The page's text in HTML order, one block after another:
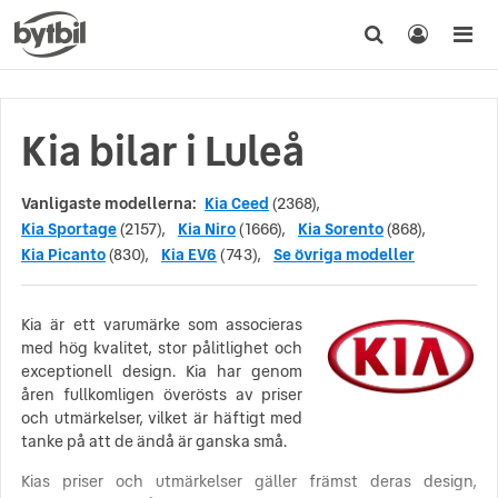
Kia bilar i Luleå
Vanligaste modellerna: Kia Ceed (2368),
Kia Sportage(2157), Kia Niro(1666), Kia Sorento(868),
Kia Picanto(830), Kia EV6 (743), Se övriga modeller
Kia är ett varumärke som associeras
med hög kvalitet, stor pålitlighet och
exceptionell design. Kia har genom
åren fullkomligen överösts av priser
och utmärkelser, vilket är häftigt med
tanke på att de ändå är ganska små.
Kias priser och utmärkelser gäller främst deras design,